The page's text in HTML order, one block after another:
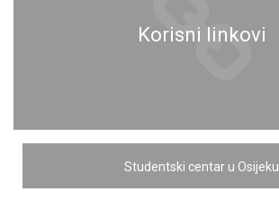
Korisni linkovi
Studentski centar u Osijeku